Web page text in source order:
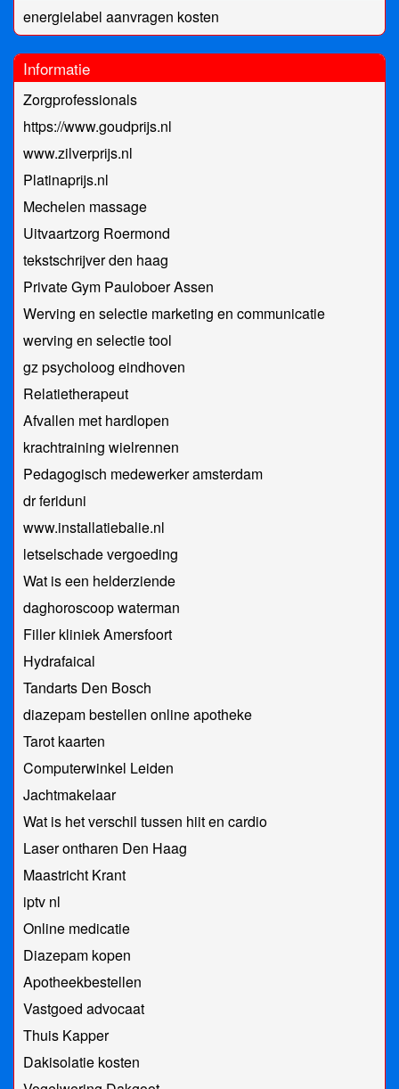
energielabel aanvragen kosten
Informatie
Zorgprofessionals
https://www.goudprijs.nl
www.zilverprijs.nl
Platinaprijs.nl
Mechelen massage
Uitvaartzorg Roermond
tekstschrijver den haag
Private Gym Pauloboer Assen
Werving en selectie marketing en communicatie
werving en selectie tool
gz psycholoog eindhoven
Relatietherapeut
Afvallen met hardlopen
krachtraining wielrennen
Pedagogisch medewerker amsterdam
dr feriduni
www.installatiebalie.nl
letselschade vergoeding
Wat is een helderziende
daghoroscoop waterman
Filler kliniek Amersfoort
Hydrafaical
Tandarts Den Bosch
diazepam bestellen online apotheke
Tarot kaarten
Computerwinkel Leiden
Jachtmakelaar
Wat is het verschil tussen hiit en cardio
Laser ontharen Den Haag
Maastricht Krant
iptv nl
Online medicatie
Diazepam kopen
Apotheekbestellen
Vastgoed advocaat
Thuis Kapper
Dakisolatie kosten